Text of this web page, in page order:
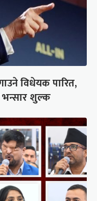
विधेयक पारित,
शुल्क